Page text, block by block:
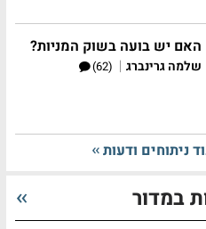
האם יש בועה בשוק המניות?
שלמה גרינברג |
(62)
ניתוחים ודעות
במדור